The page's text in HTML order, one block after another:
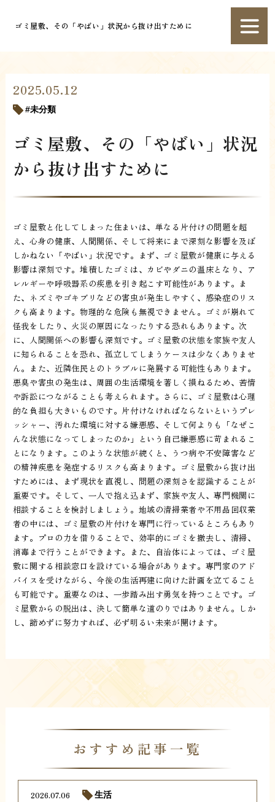
ゴミ屋敷、その「やばい」状況から抜け出すために
2025.05.12
未分類
ゴミ屋敷、その「やばい」状況
から抜け出すために
ゴミ屋敷と化してしまった住まいは、単なる片付けの問題を超
え、心身の健康、人間関係、そして将来にまで深刻な影響を及ぼ
しかねない「やばい」状況です。まず、ゴミ屋敷が健康に与える
影響は深刻です。堆積したゴミは、カビやダニの温床となり、ア
レルギーや呼吸器系の疾患を引き起こす可能性があります。ま
た、ネズミやゴキブリなどの害虫が発生しやすく、感染症のリス
クも高まります。物理的な危険も無視できません。ゴミが崩れて
怪我をしたり、火災の原因になったりする恐れもあります。次
に、人間関係への影響も深刻です。ゴミ屋敷の状態を家族や友人
に知られることを恐れ、孤立してしまうケースは少なくありませ
ん。また、近隣住民とのトラブルに発展する可能性もあります。
悪臭や害虫の発生は、周囲の生活環境を著しく損ねるため、苦情
や訴訟につながることも考えられます。さらに、ゴミ屋敷は心理
的な負担も大きいものです。片付けなければならないというプレ
ッシャー、汚れた環境に対する嫌悪感、そして何よりも「なぜこ
んな状態になってしまったのか」という自己嫌悪感に苛まれるこ
とになります。このような状態が続くと、うつ病や不安障害など
の精神疾患を発症するリスクも高まります。ゴミ屋敷から抜け出
すためには、まず現状を直視し、問題の深刻さを認識することが
重要です。そして、一人で抱え込まず、家族や友人、専門機関に
相談することを検討しましょう。地域の清掃業者や不用品回収業
者の中には、ゴミ屋敷の片付けを専門に行っているところもあり
ます。プロの力を借りることで、効率的にゴミを撤去し、清掃、
消毒まで行うことができます。また、自治体によっては、ゴミ屋
敷に関する相談窓口を設けている場合があります。専門家のアド
バイスを受けながら、今後の生活再建に向けた計画を立てること
も可能です。重要なのは、一歩踏み出す勇気を持つことです。ゴ
ミ屋敷からの脱出は、決して簡単な道のりではありません。しか
し、諦めずに努力すれば、必ず明るい未来が開けます。
おすすめ記事一覧
2026.07.06 生活